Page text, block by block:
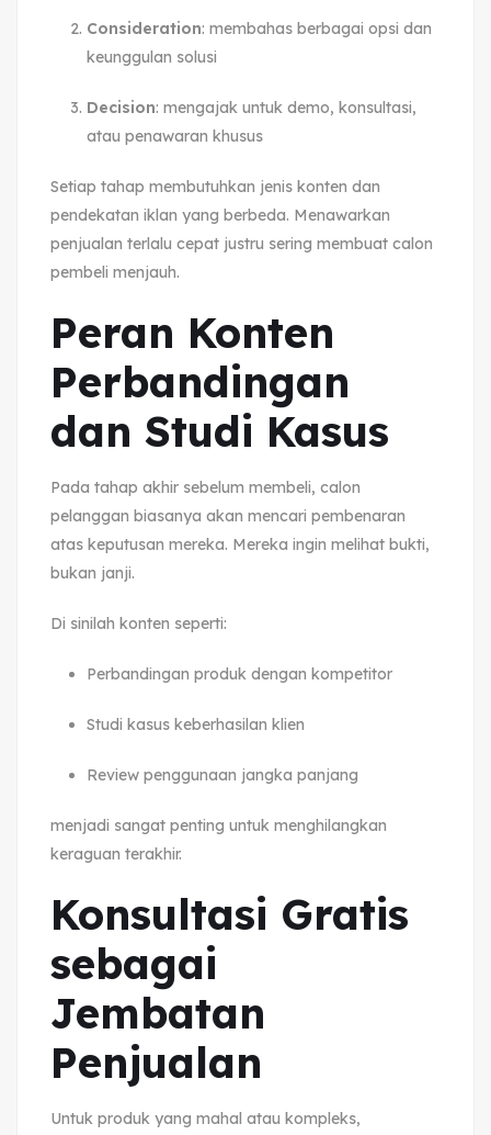
Consideration: membahas berbagai opsi dan
keunggulan solusi
Decision: mengajak untuk demo, konsultasi,
atau penawaran khusus
Setiap tahap membutuhkan jenis konten dan
pendekatan iklan yang berbeda. Menawarkan
penjualan terlalu cepat justru sering membuat calon
pembeli menjauh.
Peran Konten
Perbandingan
dan Studi Kasus
Pada tahap akhir sebelum membeli, calon
pelanggan biasanya akan mencari pembenaran
atas keputusan mereka. Mereka ingin melihat bukti,
bukan janji.
Di sinilah konten seperti:
Perbandingan produk dengan kompetitor
Studi kasus keberhasilan klien
Review penggunaan jangka panjang
menjadi sangat penting untuk menghilangkan
keraguan terakhir.
Konsultasi Gratis
sebagai
Jembatan
Penjualan
Untuk produk yang mahal atau kompleks,